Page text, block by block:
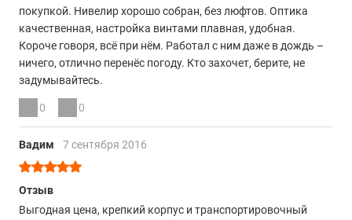
покупкой. Нивелир хорошо собран, без люфтов. Оптика
качественная, настройка винтами плавная, удобная.
Короче говоря, всё при нём. Работал с ним даже в дождь –
ничего, отлично перенёс погоду. Кто захочет, берите, не
задумывайтесь.
0 0
Вадим 7 сентября 2016
Отзыв
Выгодная цена, крепкий корпус и транспортировочный